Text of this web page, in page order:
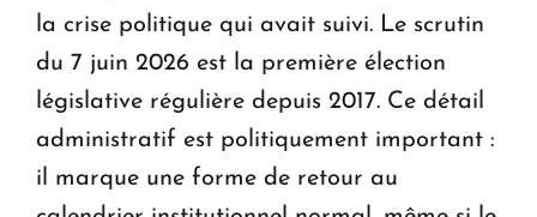
la crise politique qui avait suivi. Le scrutin
du 7 juin 2026 est la première élection
législative régulière depuis 2017. Ce détail
administratif est politiquement important :
il marque une forme de retour au